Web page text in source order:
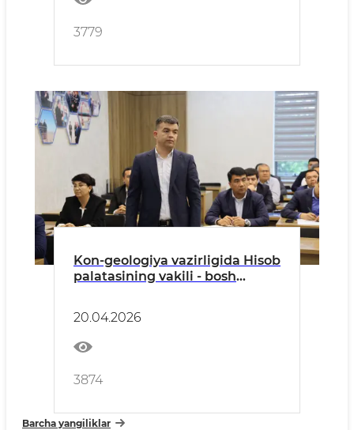
3779
Kon-geologiya vazirligida Hisob
palatasining vakili - bosh
20.04.2026
3874
Barcha yangiliklar